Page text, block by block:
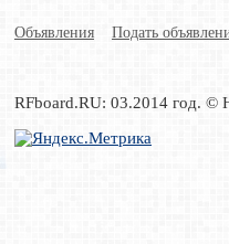
Объявления Подать
RFboard.RU: 03.2014 год. ©